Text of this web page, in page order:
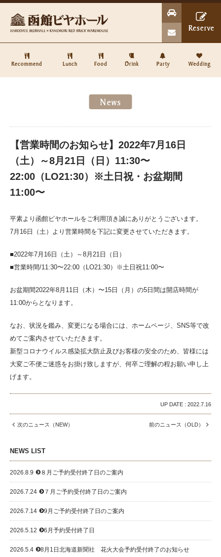



Reserve

Recommend

Lunch

Food

Drink

Party

Wedding
News
【営業時間のお知らせ】2022年7月16日
（土）～8月21日（日）11:30〜
22:00（LO21:30）※土日祝・お盆期間
11:00〜
平素より函館ビヤホールをご利用頂き誠にありがとうございます。
7月16日（土）より営業時間を下記に変更させていただきます。
■2022年7月16日（土）～8月21日（日）
■営業時間/11:30〜22:00（LO21:30）※土日祝11:00〜
お盆期間2022年8月11日（木）〜15日（月）の5日間は開店時間が
11:00からとなります。
なお、状況を鑑み、変更になる場合には、ホームページ、SNS等で改
めてご案内させていただきます。
新型コロナウイルス感染拡大防止及びお客様の安全のため、皆様には
大変ご不便ご迷惑をお掛け致しますが、何卒ご理解の程お願い申し上
げます。
UP DATE : 2022.7.16
 次のニュース（NEW） 前のニュース（OLD） 
NEWS LIST
2026.8.9  ８月ご予約受付終了日のご案内
2026.7.24  ７月ご予約受付終了日のご案内
2026.7.14 9月ご予約受付終了日のご案内
2026.5.12 6月予約受付終了日
2026.5.4 8月1日北海道新聞社 花火大会予約受付終了のお知らせ